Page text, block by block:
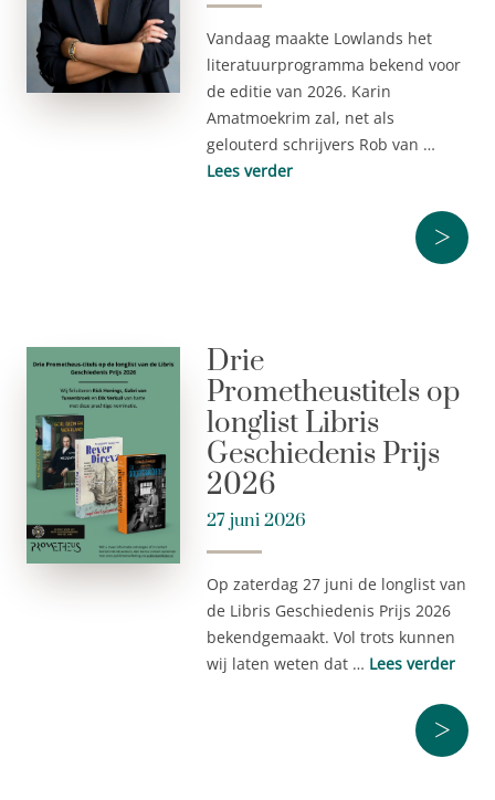
Vandaag maakte Lowlands het
literatuurprogramma bekend voor
de editie van 2026. Karin
Amatmoekrim zal, net als
gelouterd schrijvers Rob van …
Lees verder
>
Drie
Prometheustitels op
longlist Libris
Geschiedenis Prijs
2026
27 juni 2026
Op zaterdag 27 juni de longlist van
de Libris Geschiedenis Prijs 2026
bekendgemaakt. Vol trots kunnen
wij laten weten dat … Lees verder
>